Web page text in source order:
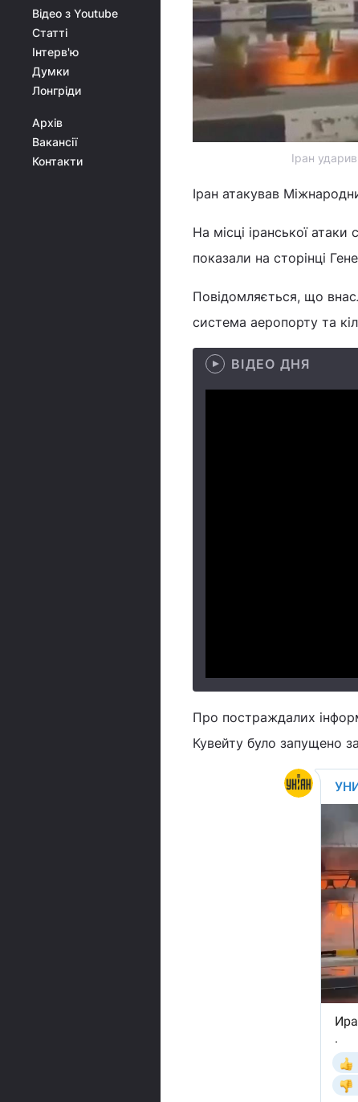
Відео з Youtube
Статті
Інтерв'ю
Думки
Лонгріди
Архів
Вакансії
Контакти
Іран
Іран атакував
На місці іранської
показали на сторінці
Повідомляється, що
система аеропорту та
ВІДЕО ДНЯ
Про постраждалих
Кувейту було запущено